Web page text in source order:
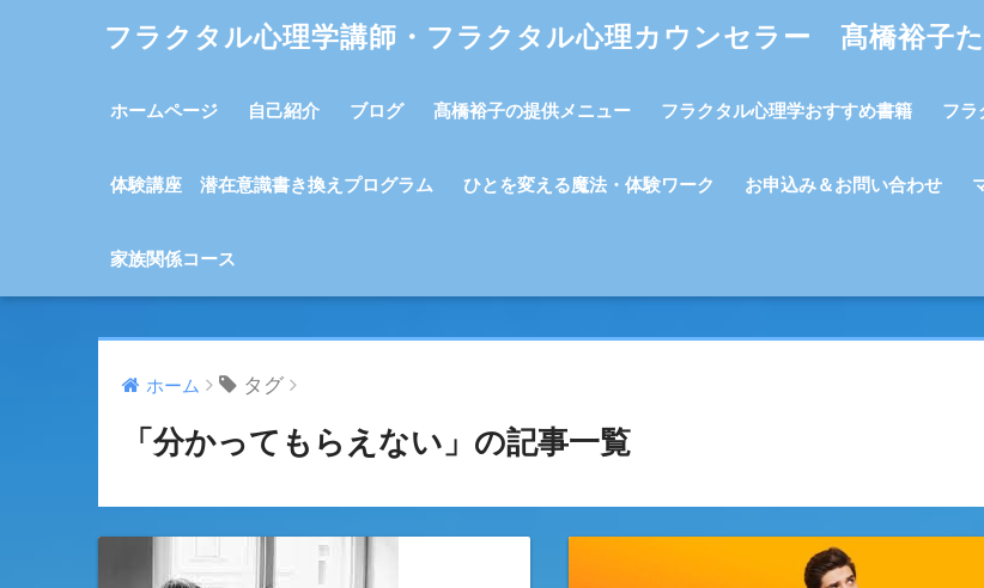
フラクタル心理学講師・フラクタル心理カウンセラー 髙橋裕子
ホームページ 自己紹介 ブログ 髙橋裕子の提供メニュー フラクタル心理学おすすめ書籍 フラ
体験講座 潜在意識書き換えプログラム ひとを変える魔法・体験ワーク お申込み＆お問い合わせ
家族関係コース
ホーム タグ
「分かってもらえない」の記事一覧